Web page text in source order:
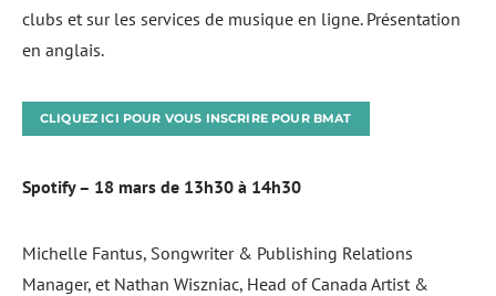
clubs et sur les services de musique en ligne. Présentation
en anglais.
CLIQUEZ ICI POUR VOUS INSCRIRE POUR BMAT
Spotify – 18 mars de 13h30 à 14h30
Michelle Fantus, Songwriter & Publishing Relations
Manager, et Nathan Wiszniac, Head of Canada Artist &